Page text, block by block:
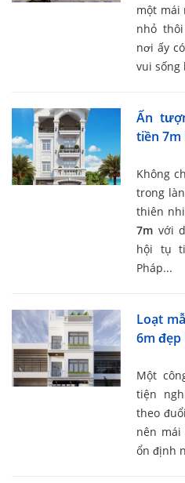
một mái
nhỏ
nơi ấy
vui sống
Ấn
tiền
Không
trong
thiên
7m với
hội tụ
Pháp...
Loạt
6m
Một
tiện
theo
nên
ổn định